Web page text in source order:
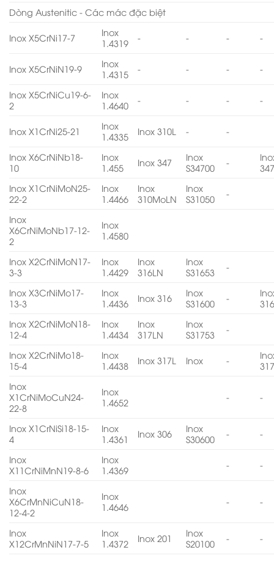
Dòng Austenitic - Các mác đặc biệt
Inox X5CrNi17-7
Inox
1.4319
- - - -
Inox X5CrNiN19-9
Inox
1.4315
- - - -
Inox X5CrNiCu19-6-
2
Inox
1.4640
- - - -
Inox X1CrNi25-21
Inox
1.4335
Inox 310L - -
Inox X6CrNiNb18-
10
Inox
1.455
Inox 347
Inox
S34700
-
Inox X1CrNiMoN25-
22-2
Inox
1.4466
Inox
310MoLN
Inox
S31050
-
Inox
X6CrNiMoNb17-12-
2
Inox
1.4580
Inox X2CrNiMoN17-
3-3
Inox
1.4429
Inox
316LN
Inox
S31653
-
Inox X3CrNiMo17-
13-3
Inox
1.4436
Inox 316
Inox
S31600
-
Inox X2CrNiMoN18-
12-4
Inox
1.4434
Inox
317LN
Inox
S31753
-
Inox X2CrNiMo18-
15-4
Inox
1.4438
Inox 317L Inox -
Inox
X1CrNiMoCuN24-
22-8
Inox
1.4652
- -
Inox X1CrNiSi18-15-
4
Inox
1.4361
Inox 306
Inox
S30600
- -
Inox
X11CrNiMnN19-8-6
Inox
1.4369
- -
Inox
X6CrMnNiCuN18-
12-4-2
Inox
1.4646
- -
Inox
X12CrMnNiN17-7-5
Inox
1.4372
Inox 201
Inox
S20100
- -